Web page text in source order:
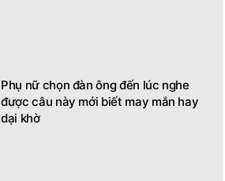
Phụ nữ chọn đàn ông đến lúc nghe
được câu này mới biết may mắn hay
dại khờ